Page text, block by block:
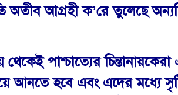
অতীব আগ্রহী ক’রে তুলেছে
পাশ্চাত্যের
আনতে হবে এবং এদের মধ্যে